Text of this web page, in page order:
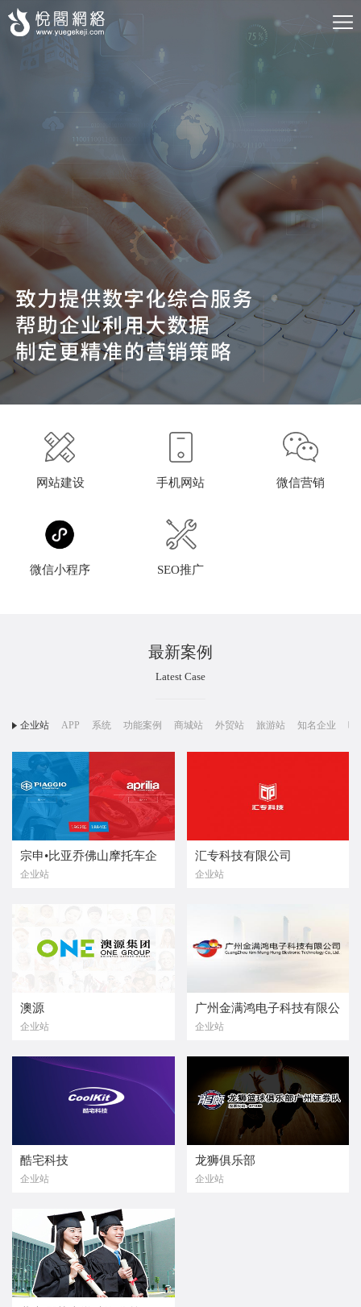
网站建设 手机网站 微信营销
微信小程序 SEO推广
最新案例
Latest Case
企业站 APP 系统 功能案例 商城站 外贸站 旅游站 知名企业 响
宗申•比亚乔佛山摩托车企
业有限公司
企业站
汇专科技有限公司
企业站
澳源
企业站
广州金满鸿电子科技有限公
司
企业站
酷宅科技
企业站
龙狮俱乐部
企业站